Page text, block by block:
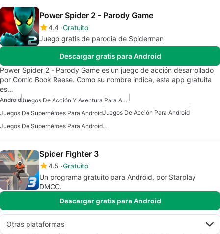
Power Spider 2 - Parody Game
4.4 Gratuito
Juego gratis de parodia de Spiderman
Descargar gratis para Android
Power Spider 2 - Parody Game es un juego de acción desarrollado
por Comic Book Reese. Como su nombre indica, esta app gratuita
es…
Android
Juegos De Acción Y Aventura Para Android
Juegos De Superhéroes Para AndroidJuegos De Acción Para Android
Juegos De Superhéroes Para Android Gratis
Spider Fighter 3
4.5 Gratuito
Un programa gratuito para Android, por Starplay
DMCC.
Descargar gratis para Android
Otras plataformas